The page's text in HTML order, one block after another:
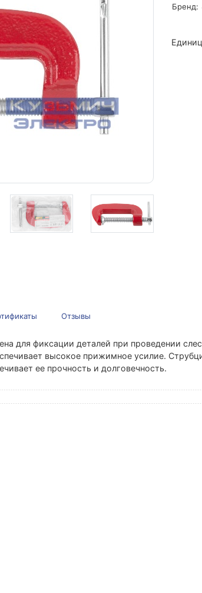
Бренд:
Отзывы
для фиксации деталей при проведении
высокое прижимное усилие.
ее прочность и долговечность.